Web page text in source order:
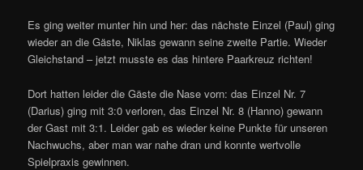
Es ging weiter munter hin und her: das nächste Einzel (Paul) ging
wieder an die Gäste, Niklas gewann seine zweite Partie. Wieder
Gleichstand – jetzt musste es das hintere Paarkreuz richten!
Dort hatten leider die Gäste die Nase vorn: das Einzel Nr. 7
(Darius) ging mit 3:0 verloren, das Einzel Nr. 8 (Hanno) gewann
der Gast mit 3:1. Leider gab es wieder keine Punkte für unseren
Nachwuchs, aber man war nahe dran und konnte wertvolle
Spielpraxis gewinnen.